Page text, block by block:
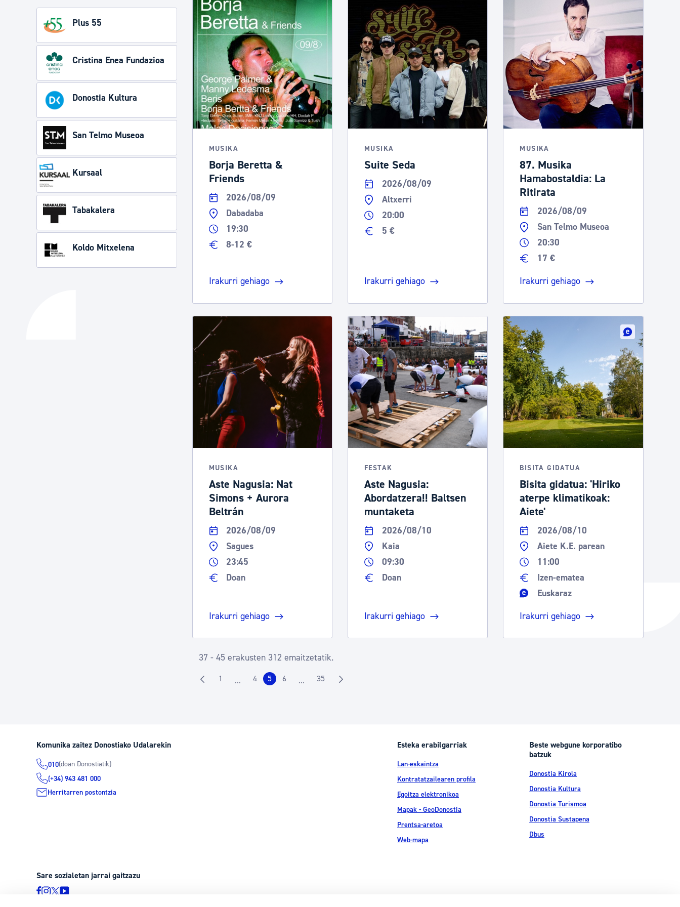
Plus 55
Cristina Enea Fundazioa
Donostia Kultura
San Telmo Museoa
Kursaal
Tabakalera
Koldo Mitxelena
MUSIKA
Borja Beretta &
Friends
2026/08/09
Dabadaba
19:30
8-12 €
Irakurri gehiago
MUSIKA
Suite Seda
2026/08/09
Altxerri
20:00
5 €
Irakurri gehiago
MUSIKA
87. Musika
Hamabostaldia: La
Ritirata
2026/08/09
San Telmo Museoa
20:30
17 €
Irakurri gehiago
MUSIKA
Aste Nagusia: Nat
Simons + Aurora
Beltrán
2026/08/09
Sagues
23:45
Doan
Irakurri gehiago
FESTAK
Aste Nagusia:
Abordatzera!! Baltsen
muntaketa
2026/08/10
Kaia
09:30
Doan
Irakurri gehiago
BISITA GIDATUA
Bisita gidatua: 'Hiriko
aterpe klimatikoak:
Aiete'
2026/08/10
Aiete K.E. parean
11:00
Izen-ematea
Euskaraz
Irakurri gehiago
37 - 45 erakusten 312 emaitzetatik.
Orrialdea
1 ...Intermediate Pages Use TAB to navigate.
Orrialdea
4 Orrialdea
5 Orrialdea
6 ...Intermediate Pages Use TAB to navigate.
Orrialdea
35
Komunika zaitez Donostiako Udalarekin
010(doan Donostiatik)
(+34) 943 481 000
Herritarren postontzia
Esteka erabilgarriak
Lan-eskaintza
Kontratatzailearen profila
Egoitza elektronikoa
Mapak - GeoDonostia
Prentsa-aretoa
Web-mapa
Beste webgune korporatibo
batzuk
Donostia Kirola
Donostia Kultura
Donostia Turismoa
Donostia Sustapena
Dbus
Sare sozialetan jarrai gaitzazu